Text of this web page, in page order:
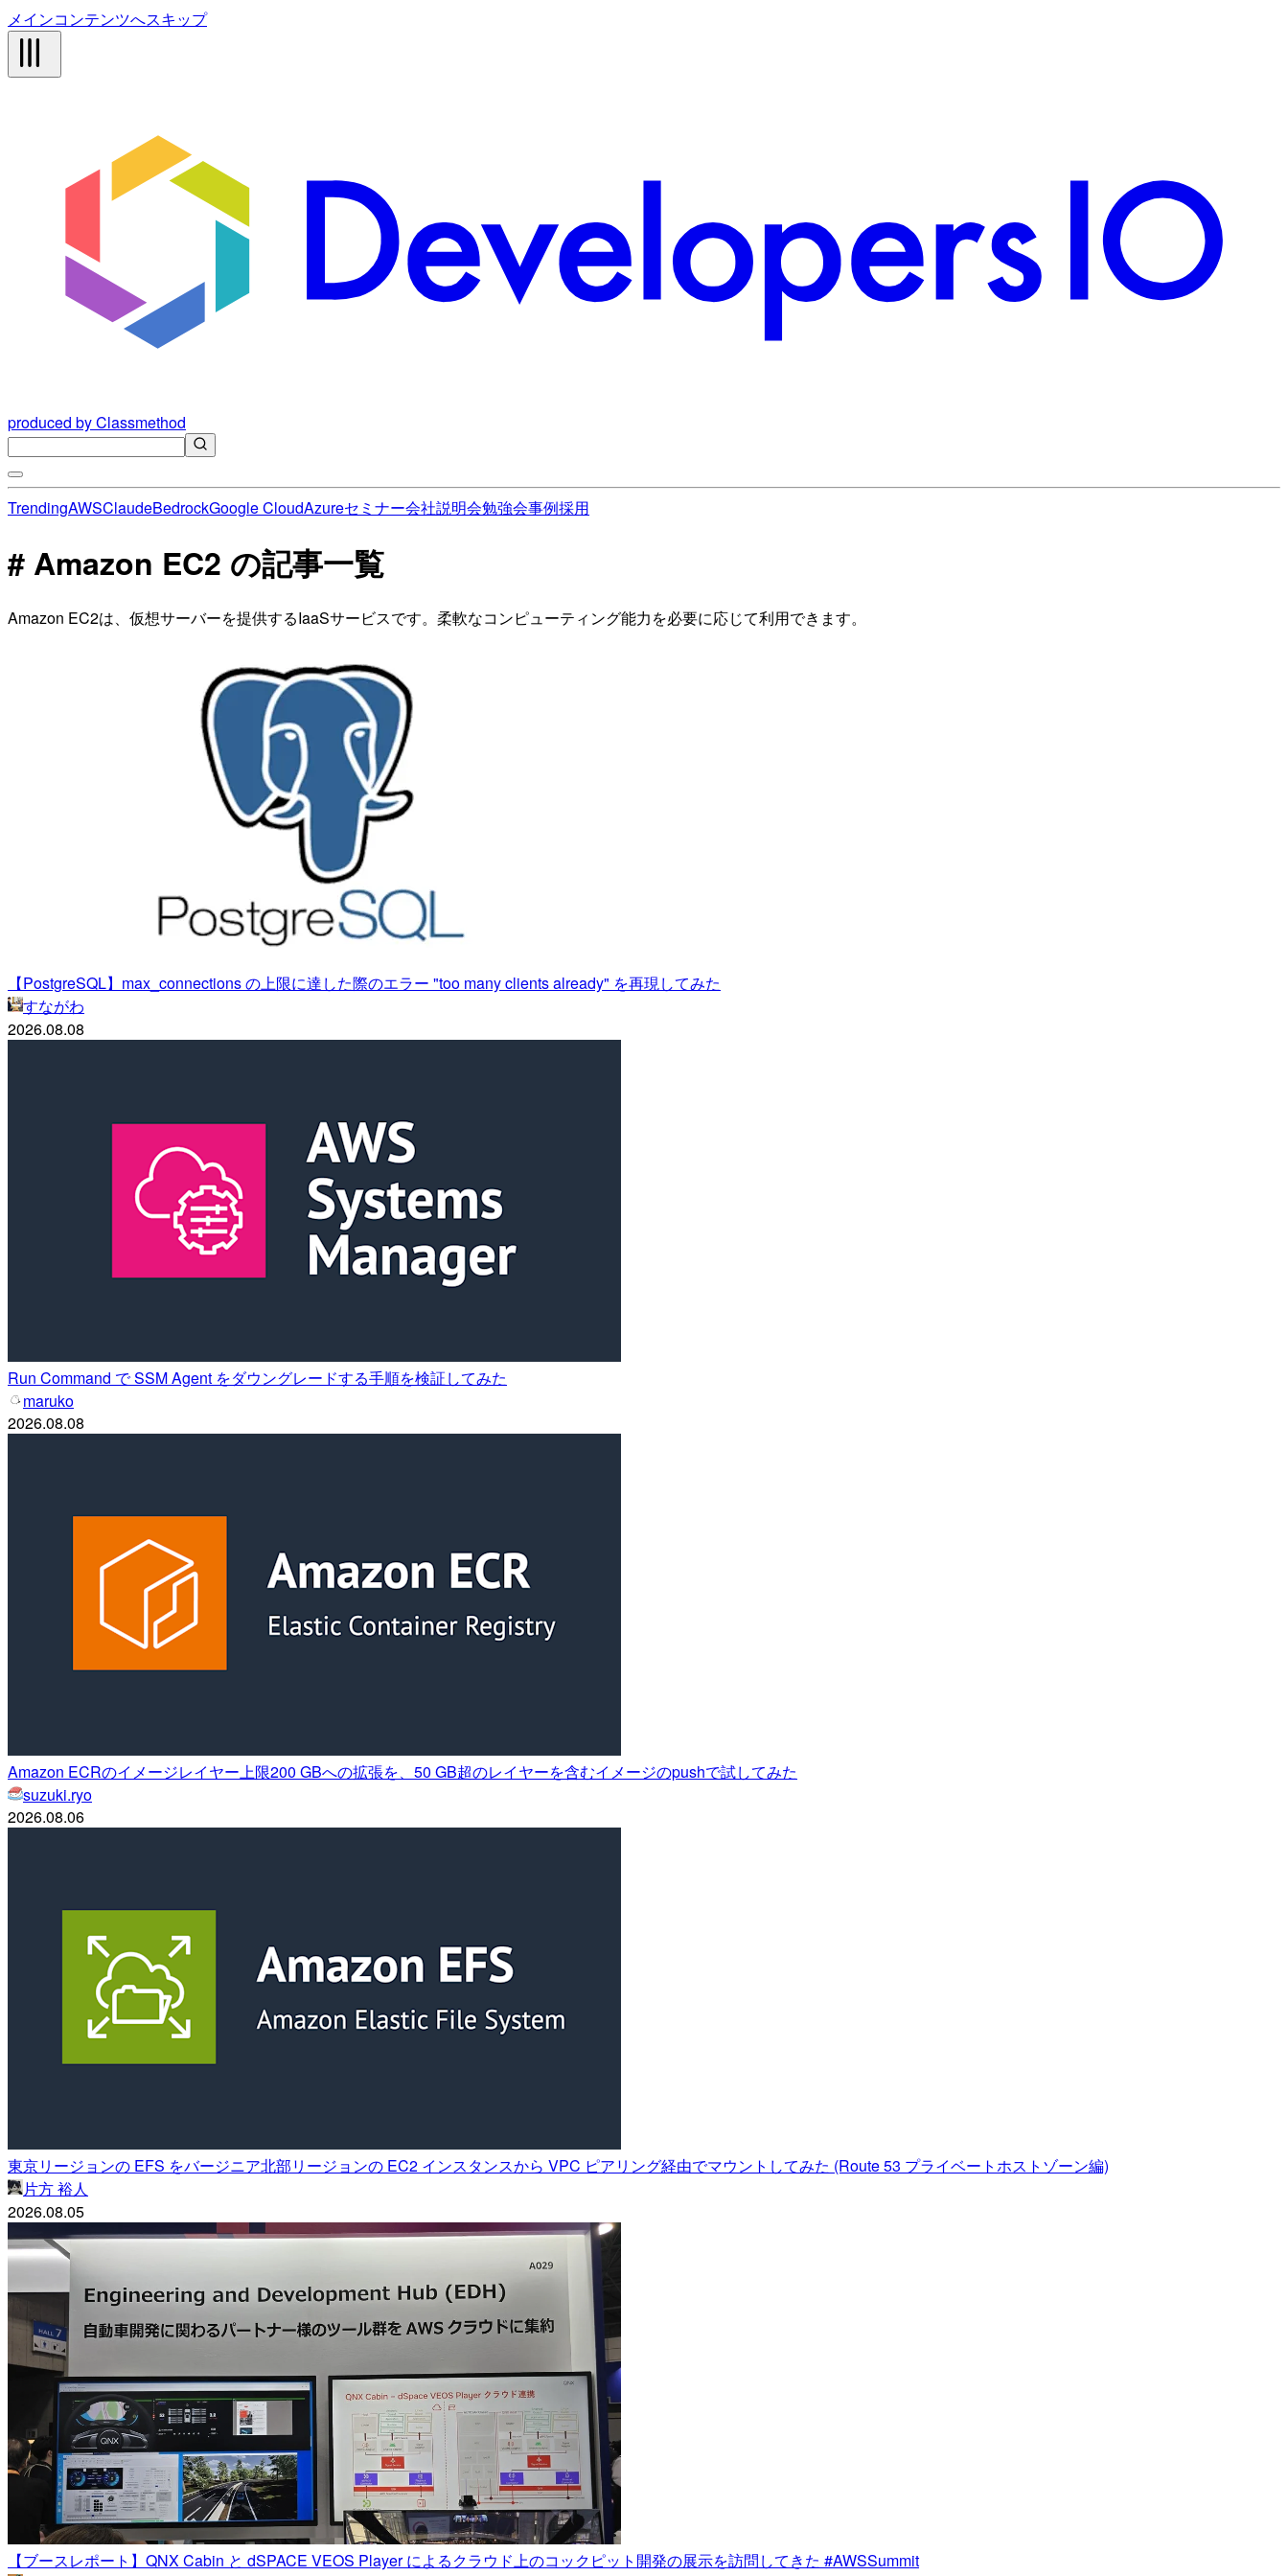
メインコンテンツへスキップ
produced by Classmethod
TrendingAWSClaudeBedrockGoogle CloudAzureセミナー会社説明会勉強会事例採用
# Amazon EC2 の記事一覧
Amazon EC2は、仮想サーバーを提供するIaaSサービスです。柔軟なコンピューティング能力を必要に応じて利用できます。
【PostgreSQL】max_connections の上限に達した際のエラー "too many clients already" を再現してみた
すながわ
2026.08.08
Run Command で SSM Agent をダウングレードする手順を検証してみた
maruko
2026.08.08
Amazon ECRのイメージレイヤー上限200 GBへの拡張を、50 GB超のレイヤーを含むイメージのpushで試してみた
suzuki.ryo
2026.08.06
東京リージョンの EFS をバージニア北部リージョンの EC2 インスタンスから VPC ピアリング経由でマウントしてみた (Route 53 プライベートホストゾーン編)
片方 裕人
2026.08.05
【ブースレポート】QNX Cabin と dSPACE VEOS Player によるクラウド上のコックピット開発の展示を訪問してきた #AWSSummit